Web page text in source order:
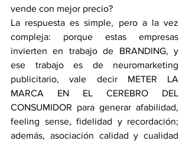
vende con mejor precio?
La respuesta es simple, pero a la vez
compleja: porque estas empresas
invierten en trabajo de BRANDING, y
ese trabajo es de neuromarketing
publicitario, vale decir METER LA
MARCA EN EL CEREBRO DEL
CONSUMIDOR para generar afabilidad,
feeling sense, fidelidad y recordación;
además, asociación calidad y cualidad